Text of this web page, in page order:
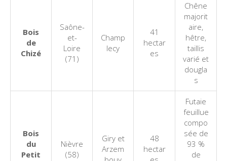
Bois
de
Chizé
Saône-
et-
Loire
(71)
Champ
lecy
41
hectar
es
Chêne
majorit
aire,
hêtre,
taillis
varié et
dougla
s
Bois
du
Petit
Nièvre
(58)
Giry et
Arzem
48
hectar
Futaie
feuillue
compo
sée de
93 %
de